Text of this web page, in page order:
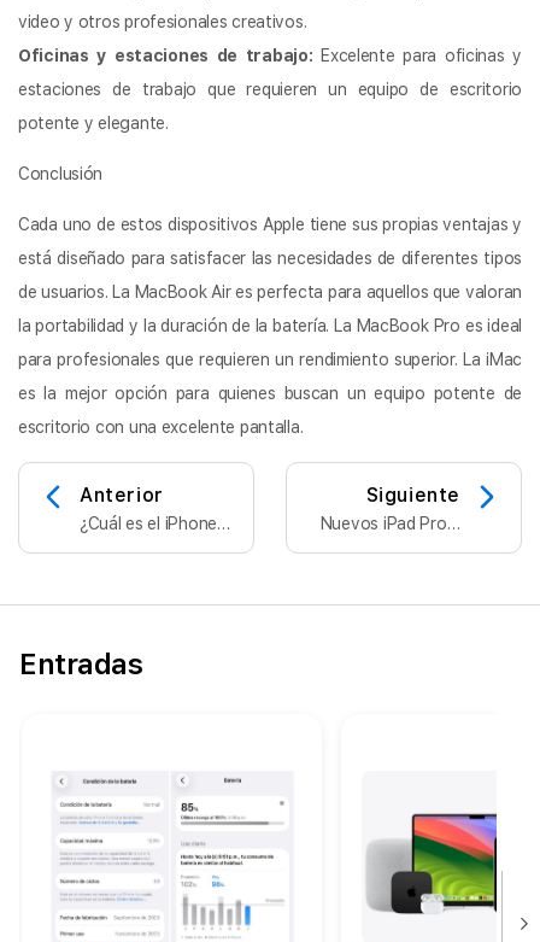
video y otros profesionales creativos.
Oficinas y estaciones de trabajo: Excelente para oficinas y
estaciones de trabajo que requieren un equipo de escritorio
potente y elegante.
Conclusión
Cada uno de estos dispositivos Apple tiene sus propias ventajas y
está diseñado para satisfacer las necesidades de diferentes tipos
de usuarios. La MacBook Air es perfecta para aquellos que valoran
la portabilidad y la duración de la batería. La MacBook Pro es ideal
para profesionales que requieren un rendimiento superior. La iMac
es la mejor opción para quienes buscan un equipo potente de
escritorio con una excelente pantalla.
Anterior
¿Cuál es el iPhone
Siguiente
Nuevos iPad Pro y
Entradas